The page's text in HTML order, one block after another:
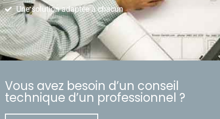
Une solution adaptée à chacun
Vous avez besoin d’un conseil
technique d’un professionnel ?